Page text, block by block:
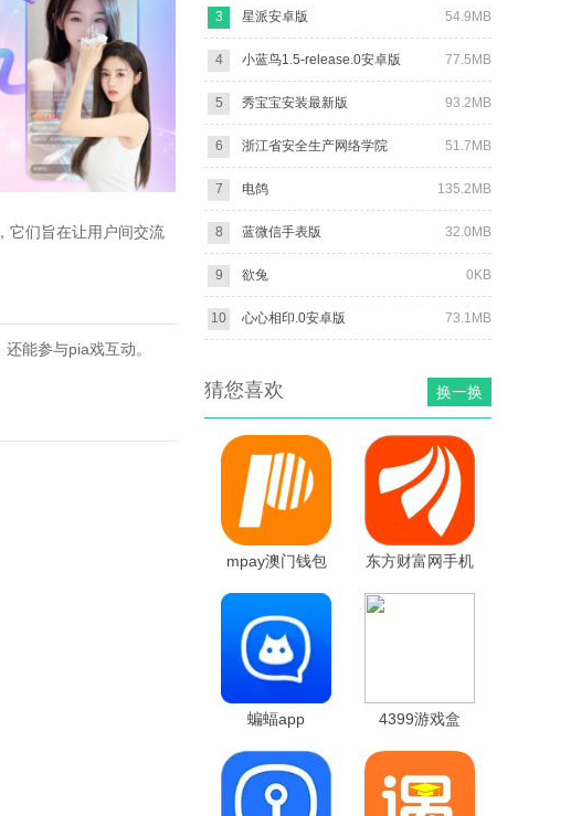
它们旨在让用户间交流
能参与pia戏互动。
3 54.9MB
星派安卓版
4 77.5MB
小蓝鸟1.5-release.0安卓版
5 93.2MB
秀宝宝安装最新版
6 51.7MB
浙江省安全生产网络学院
7 135.2MB
电鸽
8 32.0MB
蓝微信手表版
9 0KB
欲兔
10 73.1MB
心心相印.0安卓版
换一换
猜您喜欢
mpay澳门钱包
东方财富网手机
蝙蝠app 4399游戏盒